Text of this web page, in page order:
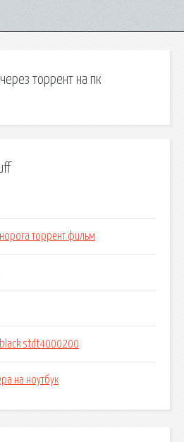
торрент на пк
торрент фильм
stdt4000200
на ноутбук